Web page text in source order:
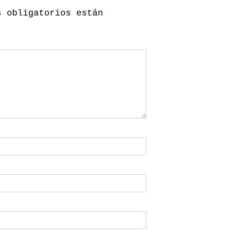
obligatorios están